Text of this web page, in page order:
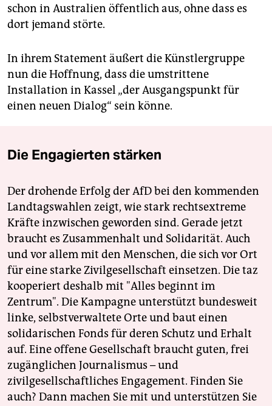
schon in Australien öffentlich aus, ohne dass es
dort jemand störte.
In ihrem Statement äußert die Künstlergruppe
nun die Hoffnung, dass die umstrittene
Installation in Kassel „der Ausgangspunkt für
einen neuen ­Dialog“ sein könne.
Die Engagierten stärken
Der drohende Erfolg der AfD bei den kommenden
Landtagswahlen zeigt, wie stark rechtsextreme
Kräfte inzwischen geworden sind. Gerade jetzt
braucht es Zusammenhalt und Solidarität. Auch
und vor allem mit den Menschen, die sich vor Ort
für eine starke Zivilgesellschaft einsetzen. Die taz
kooperiert deshalb mit "Alles beginnt im
Zentrum". Die Kampagne unterstützt bundesweit
linke, selbstverwaltete Orte und baut einen
solidarischen Fonds für deren Schutz und Erhalt
auf. Eine offene Gesellschaft braucht guten, frei
zugänglichen Journalismus – und
zivilgesellschaftliches Engagement. Finden Sie
auch? Dann machen Sie mit und unterstützen Sie